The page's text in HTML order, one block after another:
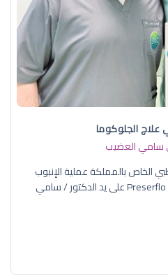
علاج الجلوكوما
سامي العضيب
الخاص بالمملكة عملية الإنبوب
المجهري "بريسرفلو" Preserflo Microshunt على يد الدكتور / سامي